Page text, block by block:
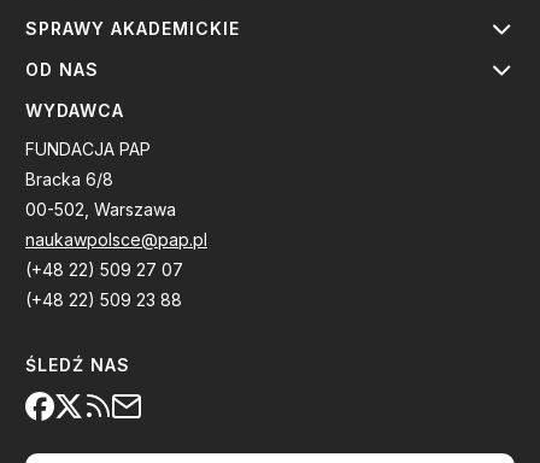
SPRAWY AKADEMICKIE
OD NAS
WYDAWCA
FUNDACJA PAP
Bracka 6/8
00-502, Warszawa
naukawpolsce@pap.pl
(+48 22) 509 27 07
(+48 22) 509 23 88
ŚLEDŹ NAS